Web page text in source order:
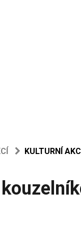
KULTURNÍ